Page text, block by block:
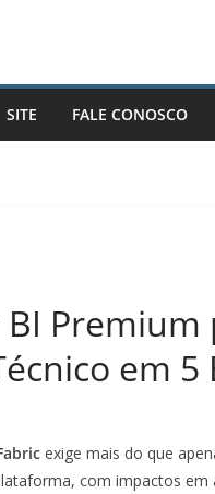
SITE FALE CONOSCO
Premium
em 5
exige mais do que
com impactos em